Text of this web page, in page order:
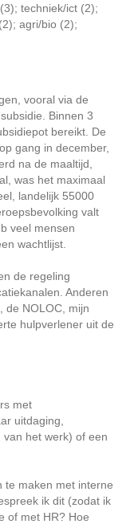
techniek/ict (2);
agri/bio (2);
vooral via de
Binnen 3
bereikt. De
gang in december,
na de maaltijd,
was het maximaal
landelijk 55000
valt
veel mensen
wachtlijst.
de regeling
Anderen
de NOLOC, mijn
hulpverlener uit de
met
uitdaging,
het werk) of een
te maken met interne
ik dit (zodat ik
of met HR? Hoe